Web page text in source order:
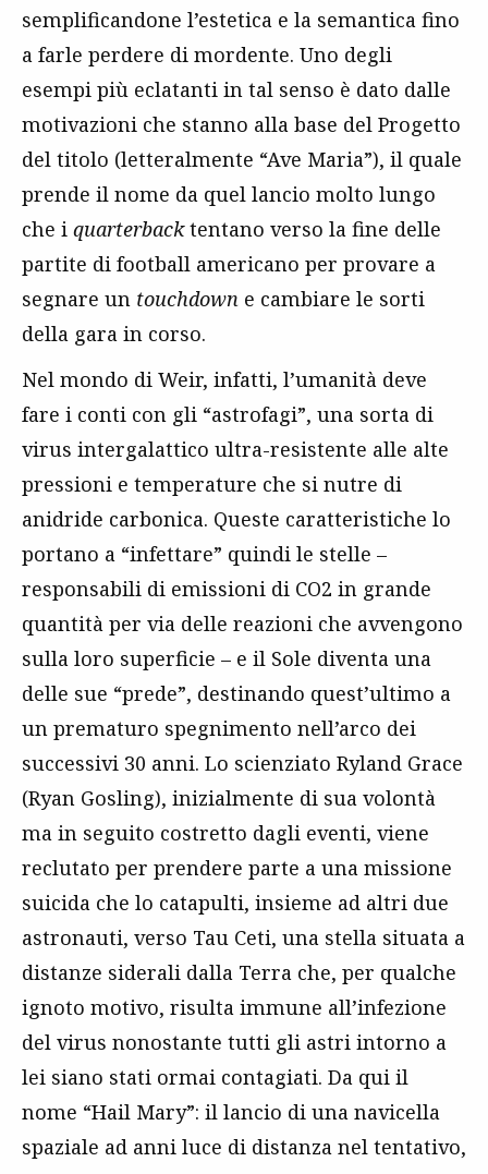
semplificandone l’estetica e la semantica fino
a farle perdere di mordente. Uno degli
esempi più eclatanti in tal senso è dato dalle
motivazioni che stanno alla base del Progetto
del titolo (letteralmente “Ave Maria”), il quale
prende il nome da quel lancio molto lungo
che i quarterbacktentano verso la fine delle
partite di football americano per provare a
segnare un touchdown e cambiare le sorti
della gara in corso.
Nel mondo di Weir, infatti, l’umanità deve
fare i conti con gli “astrofagi”, una sorta di
virus intergalattico ultra-resistente alle alte
pressioni e temperature che si nutre di
anidride carbonica. Queste caratteristiche lo
portano a “infettare” quindi le stelle –
responsabili di emissioni di CO2 in grande
quantità per via delle reazioni che avvengono
sulla loro superficie – e il Sole diventa una
delle sue “prede”, destinando quest’ultimo a
un prematuro spegnimento nell’arco dei
successivi 30 anni. Lo scienziato Ryland Grace
(Ryan Gosling), inizialmente di sua volontà
ma in seguito costretto dagli eventi, viene
reclutato per prendere parte a una missione
suicida che lo catapulti, insieme ad altri due
astronauti, verso Tau Ceti, una stella situata a
distanze siderali dalla Terra che, per qualche
ignoto motivo, risulta immune all’infezione
del virus nonostante tutti gli astri intorno a
lei siano stati ormai contagiati. Da qui il
nome “Hail Mary”: il lancio di una navicella
spaziale ad anni luce di distanza nel tentativo,